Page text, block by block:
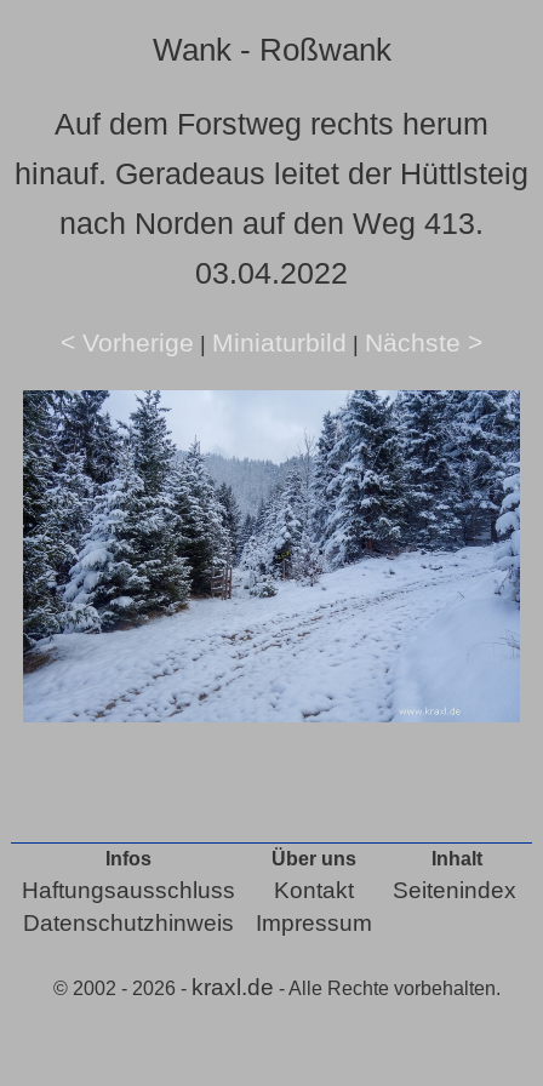
Wank - Roßwank
Auf dem Forstweg rechts herum
hinauf. Geradeaus leitet der Hüttlsteig
nach Norden auf den Weg 413.
03.04.2022
< Vorherige | Miniaturbild | Nächste >
Infos
Haftungsausschluss
Datenschutzhinweis
Über uns
Kontakt
Impressum
Inhalt
Seitenindex
© 2002 - 2026 - kraxl.de - Alle Rechte vorbehalten.